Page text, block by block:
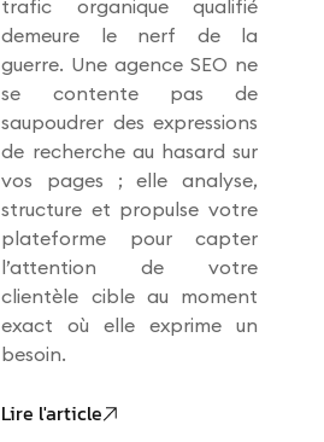
trafic organique qualifié
demeure le nerf de la
guerre. Une agence SEO ne
se contente pas de
saupoudrer des expressions
de recherche au hasard sur
vos pages ; elle analyse,
structure et propulse votre
plateforme pour capter
l’attention de votre
clientèle cible au moment
exact où elle exprime un
besoin.
Lire l'article